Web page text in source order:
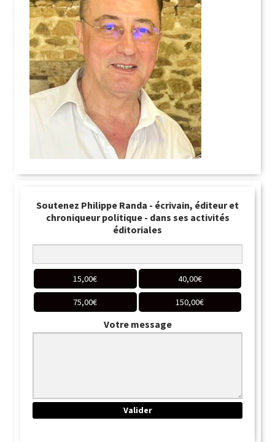
Soutenez Philippe Randa - écrivain, éditeur et
chroniqueur politique - dans ses activités
éditoriales
15,00€ 40,00€
75,00€ 150,00€
Votre message